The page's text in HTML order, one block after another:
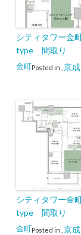
シティタワー金
type 間取り
Posted in
金町 京
シティタワー金
type 間取り
Posted in
金町 京